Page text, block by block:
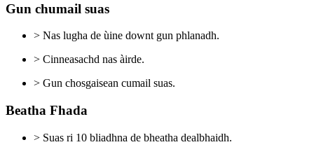
Gun chumail suas
> Nas lugha de ùine downt gun phlanadh.
> Cinneasachd nas àirde.
> Gun chosgaisean cumail suas.
Beatha Fhada
> Suas ri 10 bliadhna de bheatha dealbhaidh.